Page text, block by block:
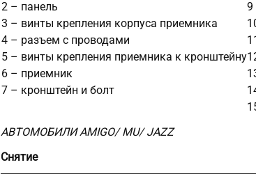
2 – панель
3 – винты крепления корпуса приемника
4 – разъем с проводами
5 – винты крепления приемника к кронштейну
6 – приемник
7 – кронштейн и болт
9
АВТОМОБИЛИ AMIGO/ MU/ JAZZ
Снятие